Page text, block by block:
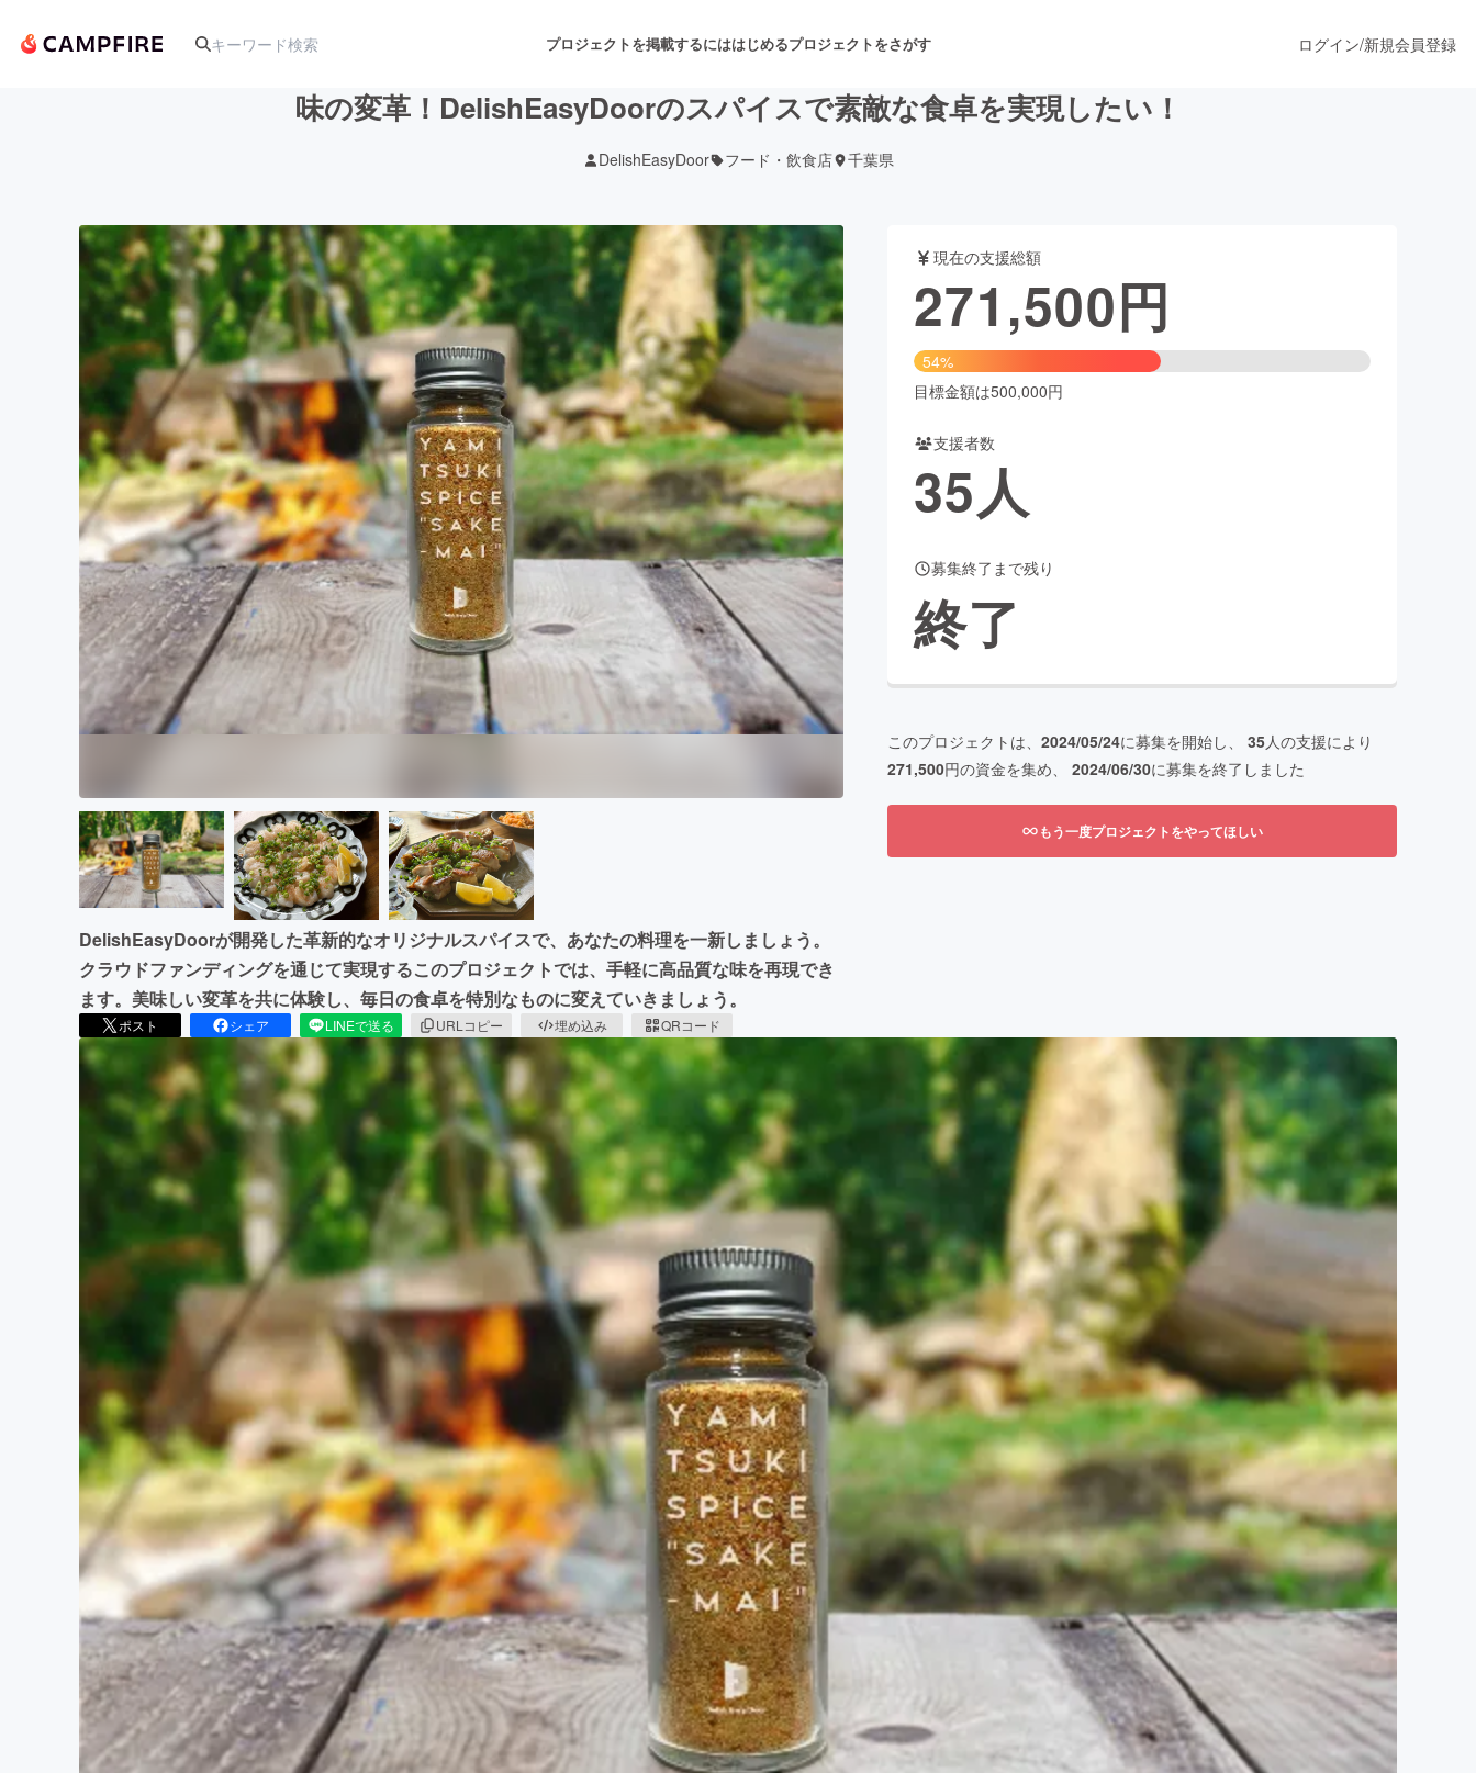
プロジェクトを掲載するにははじめるプロジェクトをさがす
アート・写真 舞台・パフォーマンス
テクノロジー・ガジェット ゲーム・サービス開発 フード・飲食店 ファッション
映像・映画 書籍・雑誌出版 アニメ・漫画
ビジネス・起業 チャレンジ ビューティー・ヘルスケア
まちづくり・地域活性化
CAMPFIRE for Social Good
CAMPFIRE Creation
CAMPFIREふるさと納税
machi-yaコミュニティ
ログイン/新規会員登録
味の変革！DelishEasyDoorのスパイスで素敵な食卓を実現したい！
DelishEasyDoor フード・飲食店 千葉県
DelishEasyDoorが開発した革新的なオリジナルスパイスで、あなたの料理を一新しましょう。
クラウドファンディングを通じて実現するこのプロジェクトでは、手軽に高品質な味を再現でき
ます。美味しい変革を共に体験し、毎日の食卓を特別なものに変えていきましょう。
ポスト シェア LINEで送る URLコピー 埋め込み QRコード
現在の支援総額
271,500円
54%
目標金額は500,000円
支援者数
35人
募集終了まで残り
終了
このプロジェクトは、 2024/05/24に募集を開始し、 35人の支援により
271,500円の資金を集め、 2024/06/30に募集を終了しました
もう一度プロジェクトをやってほしい